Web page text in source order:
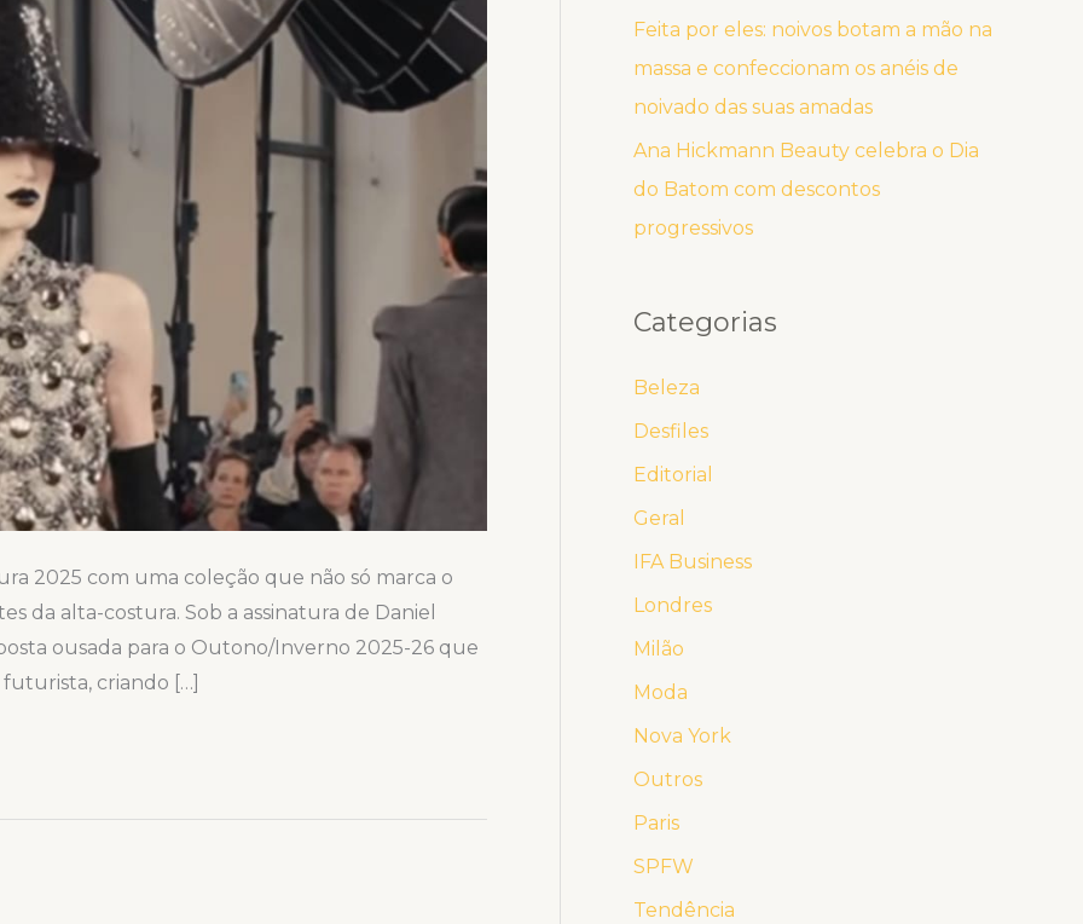
2025 com uma coleção que não só marca o
da alta-costura. Sob a assinatura de Daniel
ousada para o Outono/Inverno 2025-26 que
criando […]
Feita por eles: noivos botam a mão na
massa e confeccionam os anéis de
noivado das suas amadas
Ana Hickmann Beauty celebra o Dia
do Batom com descontos
progressivos
Categorias
Beleza
Desfiles
Editorial
Geral
IFA Business
Londres
Milão
Moda
Nova York
Outros
Paris
SPFW
Tendência